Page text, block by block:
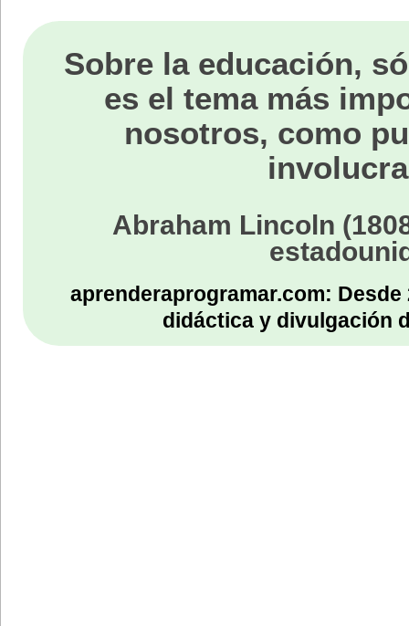
Sobre la educación,
es el tema más
nosotros, como
Abraham Lincoln
aprenderaprogramar.com:
didáctica y divulgación